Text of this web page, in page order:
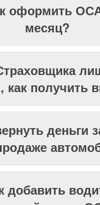
оформить
месяц?
как получить
деньги
добавить